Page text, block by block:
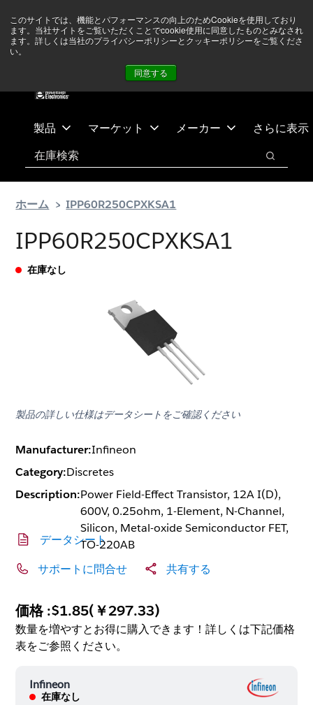
このサイトでは、機能とパフォーマンスの向上のためCookieを使用しており
ます。当社サイトをご覧いただくことでcookie使用に同意したものとみなされ
ます。詳しくは当社のプライバシーポリシーとクッキーポリシーをご覧くださ
い。
同意する
テ
ス
ありません 詳しい情報はこちら➜
製品 マーケット メーカー さらに表示
検索
検索
ホーム IPP60R250CPXKSA1
IPP60R250CPXKSA1
在庫なし
製品の詳しい仕様はデータシートをご確認ください
Manufacturer:Infineon
Category:Discretes
Description:Power Field-Effect Transistor, 12A I(D),
600V, 0.25ohm, 1-Element, N-Channel,
Silicon, Metal-oxide Semiconductor FET,
TO-220AB
データシート
サポートに問合せ 共有する
価格 :$1.85(￥297.33)
数量を増やすとお得に購入できます！詳しくは下記価格
表をご参照ください。
Infineon
在庫なし